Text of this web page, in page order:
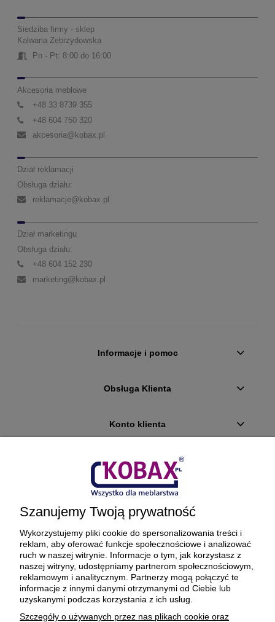
Siedziba firmy - sklep
Kalwaria Zebrzydowska
Pn - Pt: 8:00 do 16:00
Akcesoria meblowe
+48 33 8739 355
+48 604 750 320
akcesoria@kobax.pl
Dział reklamacji
Obsługa działu:
reklamacje@kobax.pl
Dział marketingu
Obsługa działu:
+48 604 152 230
marketing@kobax.pl
Informacje i pomoc
Obsługa Klienta
Konto klienta
Płatności i dostawa
Ciekawostki
O firmie
BEZPIECZNE PŁATNOŚCI ORAZ DOSTAWA
Szanujemy Twoją prywatność
Wykorzystujemy pliki cookie do spersonalizowania treści i
reklam, aby oferować funkcje społecznościowe i analizować
ruch w naszej witrynie. Informacje o tym, jak korzystasz z
naszej witryny, udostępniamy partnerom społecznościowym,
reklamowym i analitycznym. Partnerzy mogą połączyć te
informacje z innymi danymi otrzymanymi od Ciebie lub
uzyskanymi podczas korzystania z ich usług.
Szczegóły o używanych przez nas plikach cookie oraz